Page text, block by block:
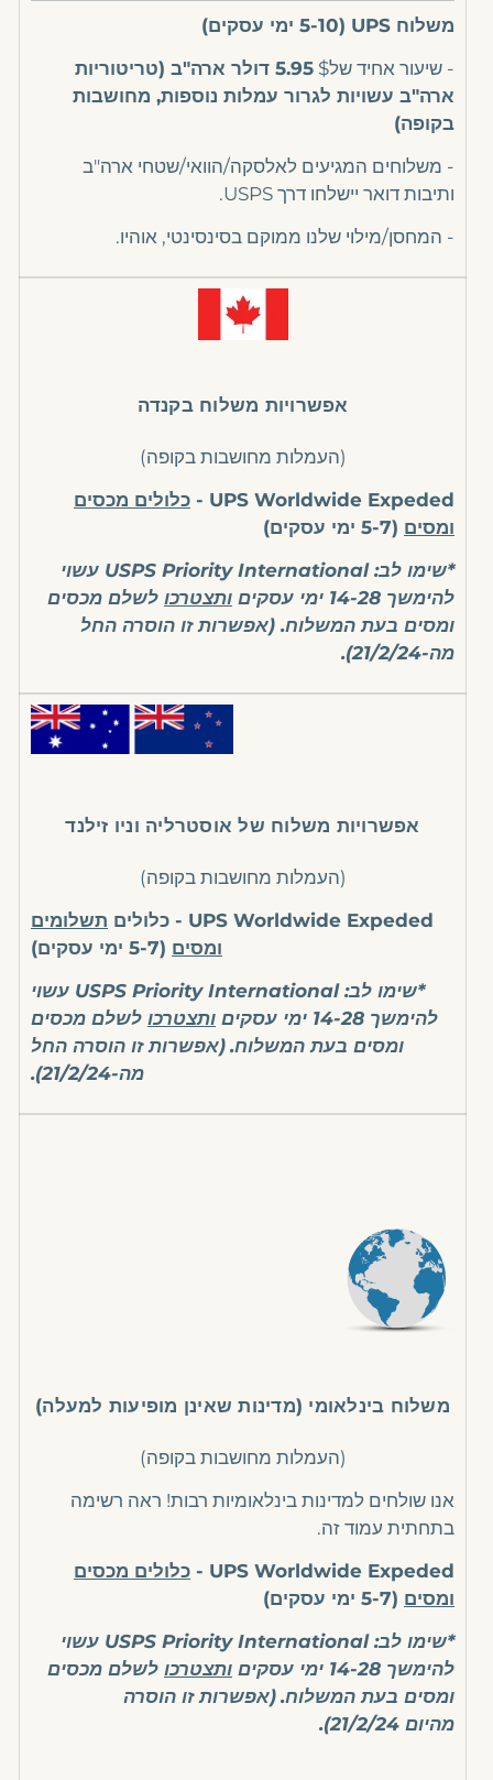
משלוח UPS (5-10 ימי עסקים)
- שיעור אחיד של$
5.95 דולר ארה"ב (טריטוריות
ארה"ב עשויות לגרור עמלות נוספות, מחושבות
בקופה)
- משלוחים המגיעים לאלסקה/הוואי/שטחי ארה"ב
ותיבות דואר יישלחו דרך USPS.
- המחסן/מילוי שלנו ממוקם בסינסינטי, אוהיו.
אפשרויות משלוח בקנדה
(העמלות מחושבות בקופה)
UPS Worldwide Expeded -
כלולים מכסים
ומסים (5-7 ימי עסקים)
*שימו לב: USPS Priority International עשוי
להימשך 14-28 ימי עסקים
ותצטרכו לשלם מכסים
ומסים בעת המשלוח. (אפשרות זו הוסרה החל
מה-21/2/24).
אפשרויות משלוח של אוסטרליה וניו זילנד
(העמלות מחושבות בקופה)
UPS Worldwide Expeded - כלולים
תשלומים
ומסים (5-7 ימי עסקים)
*שימו לב: USPS Priority International עשוי
להימשך 14-28 ימי עסקים
ותצטרכו לשלם מכסים
ומסים בעת המשלוח. (אפשרות זו הוסרה החל
מה-21/2/24).
משלוח בינלאומי (מדינות שאינן מופיעות למעלה)
(העמלות מחושבות בקופה)
אנו שולחים למדינות בינלאומיות רבות! ראה רשימה
בתחתית עמוד זה.
UPS Worldwide Expeded -
כלולים מכסים
ומסים (5-7 ימי עסקים)
*שימו לב: USPS Priority International עשוי
להימשך 14-28 ימי עסקים
ותצטרכו לשלם מכסים
ומסים בעת המשלוח. (אפשרות זו הוסרה
מהיום 21/2/24).